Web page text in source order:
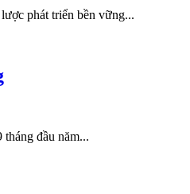
phát triển bền vững...
đầu năm...